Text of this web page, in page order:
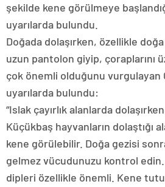
şekilde kene görülmeye
uyarılarda bulundu.
Doğada dolaşırken, özellikle
uzun pantolon giyip, çoraplarını
çok önemli olduğunu vurgulayan
uyarılarda bulundu:
“Islak çayırlık alanlarda
Küçükbaş hayvanların dolaştığı
kene görülebilir. Doğa gezisi
gelmez vücudunuzu kontrol
dipleri özellikle önemli. Kene